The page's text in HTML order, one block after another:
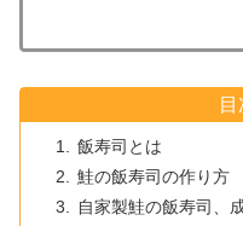
目
飯寿司とは
鮭の飯寿司の作り方
自家製鮭の飯寿司、